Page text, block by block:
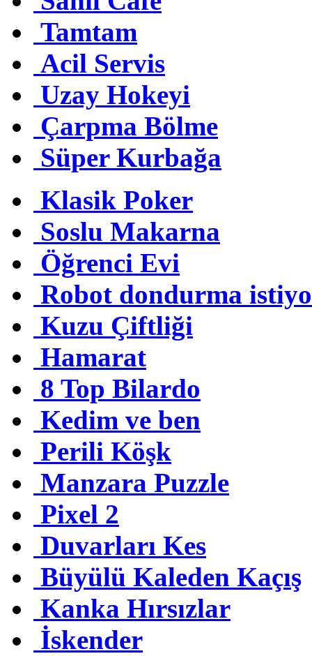
Tamtam
Acil Servis
Uzay Hokeyi
Çarpma Bölme
Süper Kurbağa
Klasik Poker
Soslu Makarna
Öğrenci Evi
Robot dondurma
Kuzu Çiftliği
Hamarat
8 Top Bilardo
Kedim ve ben
Perili Köşk
Manzara Puzzle
Pixel 2
Duvarları Kes
Büyülü Kaleden Kaçış
Kanka Hırsızlar
İskender